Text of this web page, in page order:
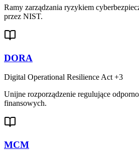
Ramy zarządzania ryzykiem
przez NIST.
DORA
Digital Operational Resilience Act +3
Unijne rozporządzenie regulujące
finansowych.
MCM